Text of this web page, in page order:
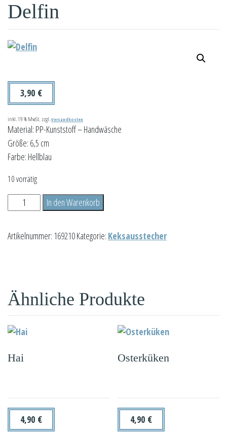
Delfin
3,90 €
inkl. 19 % MwSt. zzgl. Versandkosten
Material: PP-Kunststoff – Handwäsche
Größe: 6,5 cm
Farbe: Hellblau
10 vorrätig
Präge
-
Delfin
In den Warenkorb
Artikelnummer: 169210Kategorie: Keksausstecher
Ähnliche Produkte
Hai
4,90 €
Osterküken
4,90 €